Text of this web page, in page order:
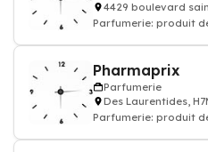
4429 boulevard
Parfumerie: produit de beauté femme,
Pharmaprix
Parfumerie
Des Laurentides,
Parfumerie: produit de beauté femme,